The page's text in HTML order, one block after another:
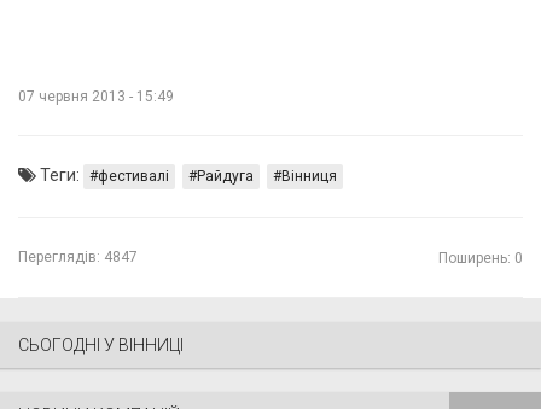
07 червня 2013 - 15:49
Теги: фестивалі Райдуга Вінниця
Переглядів: 4847 Поширень: 0
СЬОГОДНІ У ВІННИЦІ